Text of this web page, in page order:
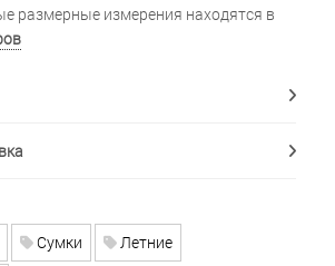
размерные измерения находятся в
Сумки Летние